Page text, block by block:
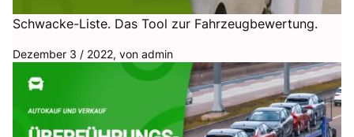
Schwacke-Liste. Das Tool zur Fahrzeugbewertung.
Dezember 3 / 2022, von admin